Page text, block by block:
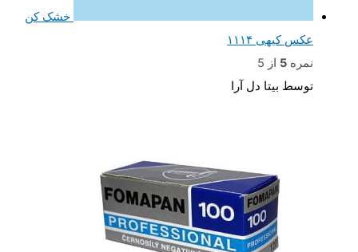
خشک کن
عکس کیهی ۱۱۱۴
نمره5از 5
توسط بیتا دل آرا